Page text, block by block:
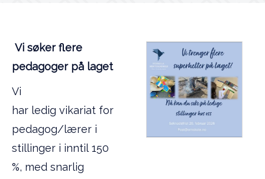
Vi søker flere
pedagoger på laget
Vi
har ledig vikariat for
pedagog/lærer i
stillinger i inntil 150
%, med snarlig